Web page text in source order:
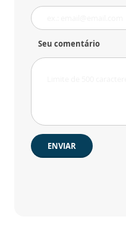
Seu comentário
ENVIAR